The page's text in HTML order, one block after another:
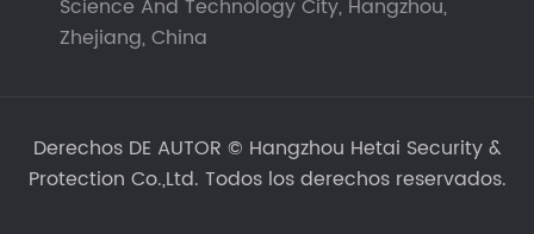
Science And Technology City, Hangzhou,
Zhejiang, China
Derechos DE AUTOR © Hangzhou Hetai Security &
Protection Co.,Ltd. Todos los derechos reservados.